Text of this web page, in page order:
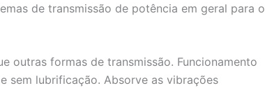
de transmissão de potência em geral para o
outras formas de transmissão. Funcionamento
sem lubrificação. Absorve as vibrações